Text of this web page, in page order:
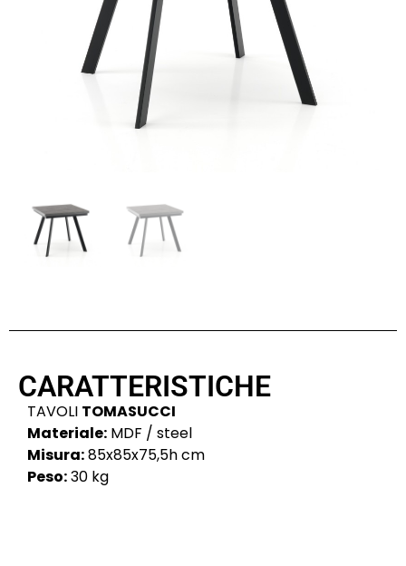
CARATTERISTICHE
TAVOLI TOMASUCCI
Materiale: MDF / steel
Misura:85x85x75,5h cm
Peso:30 kg